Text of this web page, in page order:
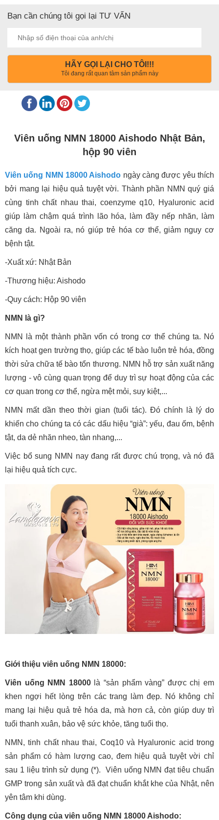
Bạn cần chúng tôi gọi lại TƯ VẤN
HÃY GỌI LẠI CHO TÔI!!!
Tôi đang rất quan tâm sản phẩm này
Viên uống NMN 18000 Aishodo Nhật Bản,
hộp 90 viên
Viên uống NMN 18000 Aishodo ngày càng được yêu thích
bởi mang lại hiệu quả tuyệt vời. Thành phần NMN quý giá
cùng tinh chất nhau thai, coenzyme q10, Hyaluronic acid
giúp làm chậm quá trình lão hóa, làm đầy nếp nhăn, làm
căng da. Ngoài ra, nó giúp trẻ hóa cơ thể, giảm nguy cơ
bệnh tật.
-Xuất xứ: Nhật Bản
-Thương hiệu: Aishodo
-Quy cách: Hộp 90 viên
NMN là gì?
NMN là một thành phần vốn có trong cơ thể chúng ta. Nó
kích hoạt gen trường thọ, giúp các tế bào luôn trẻ hóa, đồng
thời sửa chữa tế bào tổn thương. NMN hỗ trợ sản xuất năng
lượng - vô cùng quan trọng để duy trì sự hoạt động của các
cơ quan trong cơ thể, ngừa mệt mỏi, suy kiệt,...
NMN mất dần theo thời gian (tuổi tác). Đó chính là lý do
khiến cho chúng ta có các dấu hiệu “già”: yếu, đau ốm, bệnh
tật, da dẻ nhăn nheo, tàn nhang,...
Việc bổ sung NMN nay đang rất được chú trọng, và nó đã
lại hiệu quả tích cực.
Giới thiệu viên uống NMN 18000:
Viên uống NMN 18000 là “sản phẩm vàng” được chị em
khen ngợi hết lòng trên các trang làm đẹp. Nó không chỉ
mang lại hiệu quả trẻ hóa da, mà hơn cả, còn giúp duy trì
tuổi thanh xuân, bảo vệ sức khỏe, tăng tuổi thọ.
NMN, tinh chất nhau thai, Coq10 và Hyaluronic acid trong
sản phẩm có hàm lượng cao, đem hiệu quả tuyệt vời chỉ
sau 1 liệu trình sử dụng (*). Viên uống NMN đạt tiêu chuẩn
GMP trong sản xuất và đã đạt chuẩn khắt khe của Nhật, nên
yên tâm khi dùng.
Công dụng của viên uống NMN 18000 Aishodo: